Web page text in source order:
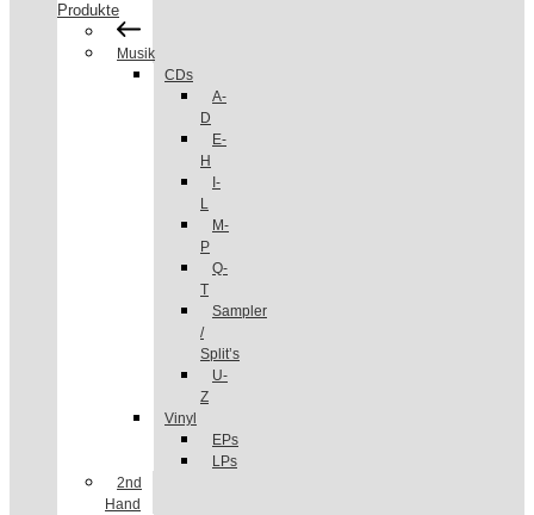
Produkte
Musik
CDs
A-
D
E-
H
I-
L
M-
P
Q-
T
Sampler
/
Split’s
U-
Z
Vinyl
EPs
LPs
2nd
Hand